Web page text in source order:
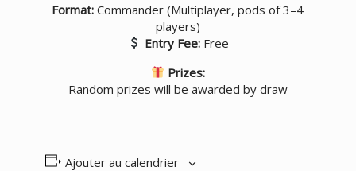
Format: Commander (Multiplayer, pods of 3–4
players)
Entry Fee:Free
Prizes:
Random prizes will be awarded by draw
Ajouter au calendrier